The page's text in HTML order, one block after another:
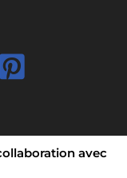
avec